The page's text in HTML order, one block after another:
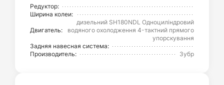
Редуктор:
Ширина колеи:
Двигатель:
дизельний SH180NDL Одноциліндровий
водяного охолодження 4-тактний прямого
упорскування
Задняя навесная система:
Производитель:
Зубр